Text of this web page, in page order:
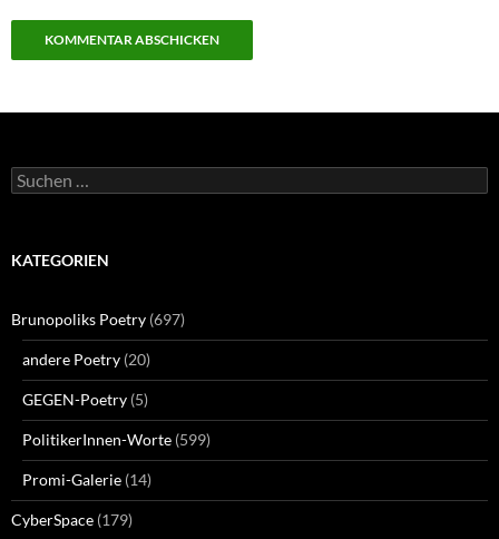
Suchen
nach:
KATEGORIEN
Brunopoliks Poetry (697)
andere Poetry (20)
GEGEN-Poetry (5)
PolitikerInnen-Worte (599)
Promi-Galerie (14)
CyberSpace (179)